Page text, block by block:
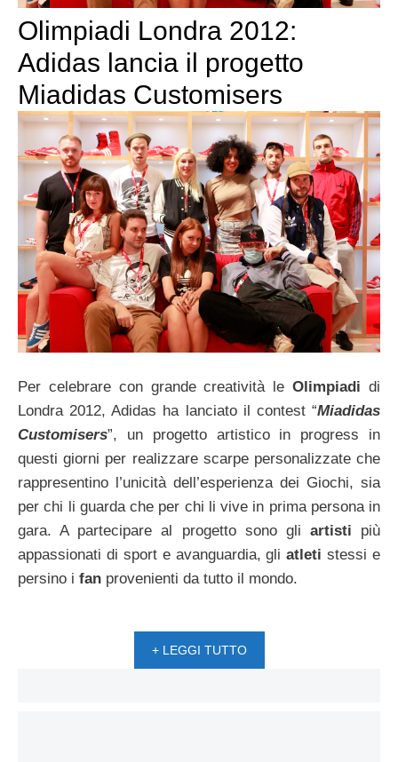
Olimpiadi Londra 2012:
Adidas lancia il progetto
Miadidas Customisers
Per celebrare con grande creatività leOlimpiadi di
Londra 2012, Adidas ha lanciato il contest “Miadidas
Customisers”, un progetto artistico in progress in
questi giorni per realizzare scarpe personalizzate che
rappresentino l’unicità dell’esperienza dei Giochi, sia
per chi li guarda che per chi li vive in prima persona in
gara. A partecipare al progetto sono gli artisti più
appassionati di sport e avanguardia, gliatleti stessi e
persino i fan provenienti da tutto il mondo.
+ LEGGI TUTTO